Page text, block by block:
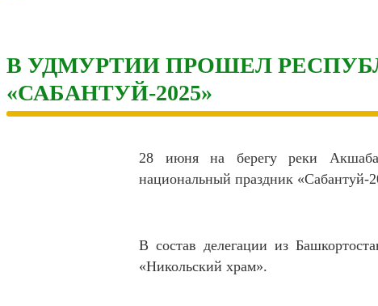
В УДМУРТИИ ПРОШЕЛ
«САБАНТУЙ-2025»
28 июня на берегу реки
национальный праздник «Сабантуй-
В состав делегации из
«Никольский храм».